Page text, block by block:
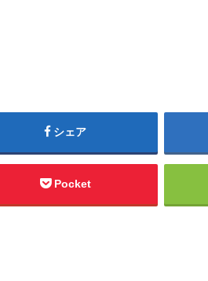
シェア
Pocket